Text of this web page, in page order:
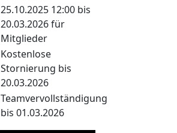
25.10.2025 12:00 bis
20.03.2026 für
Mitglieder
Kostenlose
Stornierung bis
20.03.2026
Teamvervollständigung
bis 01.03.2026